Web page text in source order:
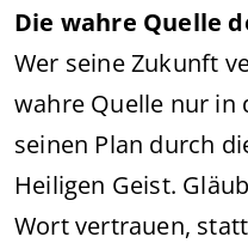
Die wahre Quelle
Wer seine Zukunft
wahre Quelle nur in
seinen Plan durch
Heiligen Geist.
Wort vertrauen,